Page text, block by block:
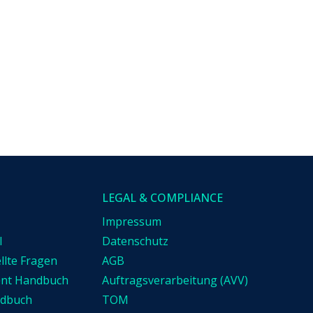
Fragen
Handbuch
LEGAL & COMPLIANCE
Impressum
Datenschutz
AGB
Auftragsverarbeitung (AVV)
TOM